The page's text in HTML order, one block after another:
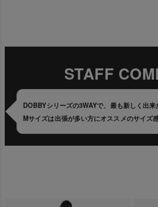
STAFF
DOBBYシリーズの3WAYで、最も新しく出
Mサイズは出張が多い方にオススメのサイズ